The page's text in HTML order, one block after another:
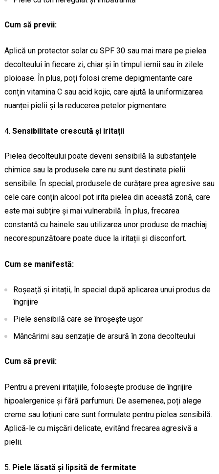
Cum să previi:
Aplică un protector solar cu SPF 30 sau mai mare pe pielea
decolteului în fiecare zi, chiar și în timpul iernii sau în zilele
ploioase. În plus, poți folosi creme depigmentante care
conțin vitamina C sau acid kojic, care ajută la uniformizarea
nuanței pielii și la reducerea petelor pigmentare.
Sensibilitate crescută și iritații
Pielea decolteului poate deveni sensibilă la substanțele
chimice sau la produsele care nu sunt destinate pielii
sensibile. În special, produsele de curățare prea agresive sau
cele care conțin alcool pot irita pielea din această zonă, care
este mai subțire și mai vulnerabilă. În plus, frecarea
constantă cu hainele sau utilizarea unor produse de machiaj
necorespunzătoare poate duce la iritații și disconfort.
Cum se manifestă:
Roșeață și iritații, în special după aplicarea unui produs de
îngrijire
Piele sensibilă care se înroșește ușor
Mâncărimi sau senzație de arsură în zona decolteului
Cum să previi:
Pentru a preveni iritațiile, folosește produse de îngrijire
hipoalergenice și fără parfumuri. De asemenea, poți alege
creme sau loțiuni care sunt formulate pentru pielea sensibilă.
Aplică-le cu mișcări delicate, evitând frecarea agresivă a
pielii.
Piele lăsată și lipsită de fermitate